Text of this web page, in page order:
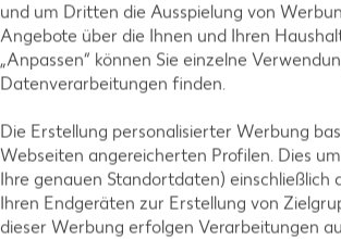
leckerer Kürbis-
Gemüse in jedem Bissen und dafür
bekommt so einen Low-Carb-
Salbei und Thymian, sowie einem
gut zum Kürbis.
und um Dritten die Ausspielung von
Angebote über die Ihnen und Ihren
„Anpassen“ können Sie einzelne
Datenverarbeitungen finden.
Die Erstellung personalisierter Werbung
Webseiten angereicherten Profilen. Dies
Ihre genauen Standortdaten)
Ihren Endgeräten zur Erstellung von
dieser Werbung erfolgen Verarbeitungen